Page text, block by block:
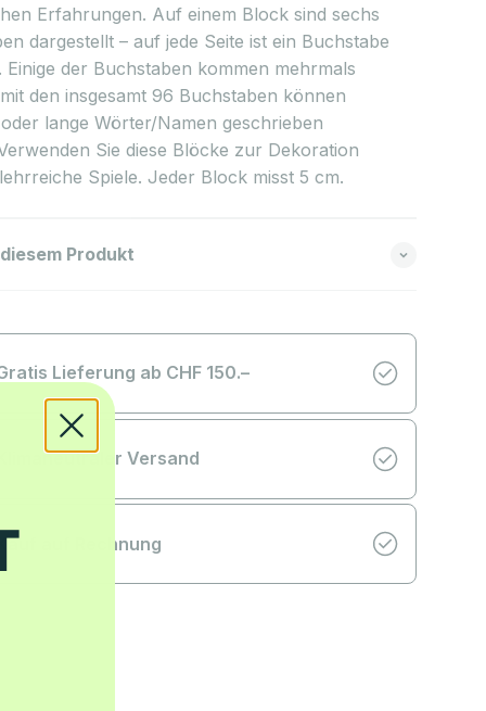
Erfahrungen. Auf einem Block sind sechs
dargestellt – auf jede Seite ist ein Buchstabe
Einige der Buchstaben kommen mehrmals
den insgesamt 96 Buchstaben können
lange Wörter/Namen geschrieben
Sie diese Blöcke zur Dekoration
Spiele. Jeder Block misst 5 cm.
Produkt
Lieferung ab CHF 150.–
Versand
auf Rechnung